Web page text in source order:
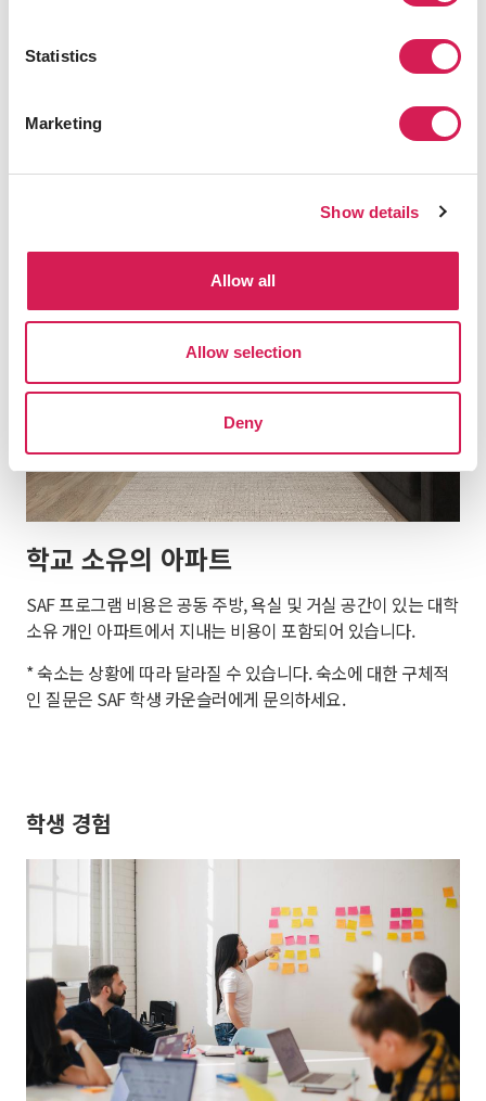
Statistics
Marketing
Show details
Allow all
Allow selection
Deny
에 가까워질수록 SAF를 통해 더 자세한 정보를 얻을 수 있습니
다. 궁금한 점은 Student Counselor와 Program Specialist가
항상 여러분을 지원하고 올바른 정보를 제공할 것입니다
숙소 정보
학교 소유의 아파트
SAF 프로그램 비용은 공동 주방, 욕실 및 거실 공간이 있는 대학
소유 개인 아파트에서 지내는 비용이 포함되어 있습니다.
* 숙소는 상황에 따라 달라질 수 있습니다. 숙소에 대한 구체적
인 질문은 SAF 학생 카운슬러에게 문의하세요.
학생 경험